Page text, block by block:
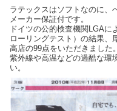
ラテックスはソフトなのに、
メーカー保証付です。
ドイツの公的検査機関LGAに
ローリングテスト）の結果、
高店の99点をいただきました。
紫外線や高温などの過酷な環
い。